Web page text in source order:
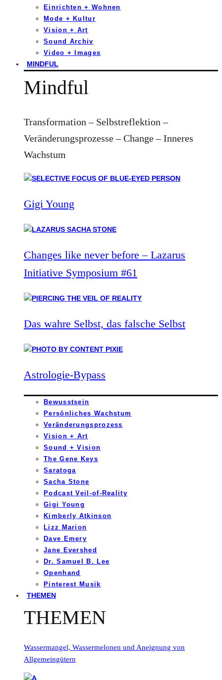
Einrichten + Wohnen
Mode + Kultur
Vision + Art
Sound Archiv
Video + Images
MINDFUL
Mindful
Transformation – Selbstreflektion –
Veränderungsprozesse – Change – Inneres
Wachstum
Gigi Young
Changes like never before – Lazarus
Initiative Symposium #61
Das wahre Selbst, das falsche Selbst
Astrologie-Bypass
Bewusstsein
Persönliches Wachstum
Veränderungsprozess
Vision + Art
Sound + Vision
The Gene Keys
Saratoga
Sacha Stone
Podcast Veil-of-Reality
Gigi Young
Kimberly Atkinson
Lizz Marion
Dave Emery
Jane Evershed
Dr. Samuel B. Lee
Openhand
Pinterest Musik
THEMEN
THEMEN
Wassermangel, Wassermelonen und Aneignung von
Allgemeingütern